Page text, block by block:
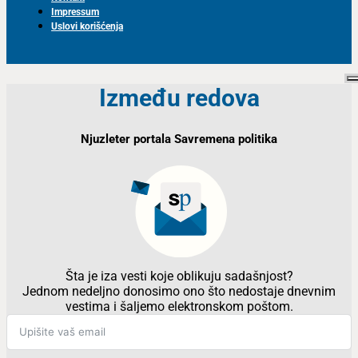
Impressum
Uslovi korišćenja
Između redova
Njuzleter portala Savremena politika
Šta je iza vesti koje oblikuju sadašnjost?
Jednom nedeljno donosimo ono što nedostaje dnevnim
vestima i šaljemo elektronskom poštom.